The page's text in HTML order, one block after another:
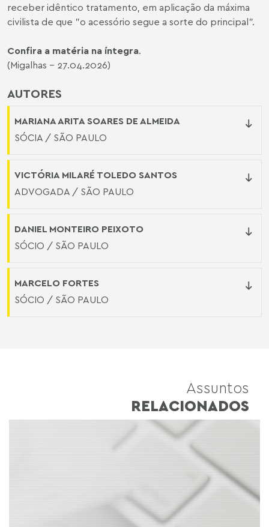
AUTORES
MARIANA ARITA SOARES DE ALMEIDA
SÓCIA / SÃO PAULO
VICTÓRIA MILARÉ TOLEDO SANTOS
ADVOGADA / SÃO PAULO
DANIEL MONTEIRO PEIXOTO
SÓCIO / SÃO PAULO
MARCELO FORTES
SÓCIO / SÃO PAULO
receber idêntico tratamento, em aplicação da máxima
civilista de que "o acessório segue a sorte do principal".
Confira a matéria na íntegra.
(Migalhas - 27.04.2026)
Assuntos
RELACIONADOS